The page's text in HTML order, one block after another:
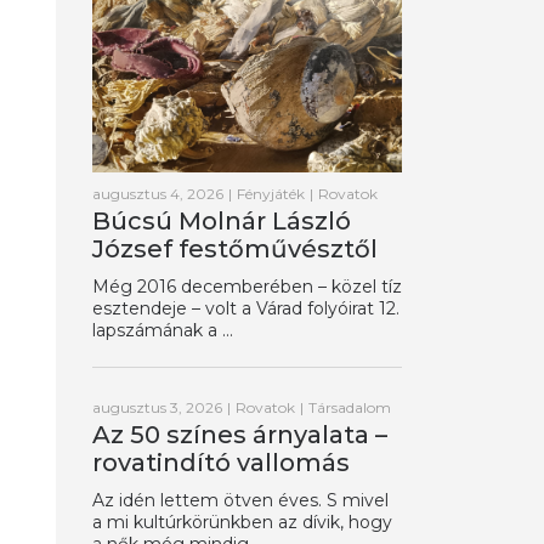
augusztus 4, 2026 | Fényjáték | Rovatok
Búcsú Molnár László
József festőművésztől
Még 2016 decemberében – közel tíz
esztendeje – volt a Várad folyóirat 12.
lapszámának a ...
augusztus 3, 2026 | Rovatok | Társadalom
Az 50 színes árnyalata –
rovatindító vallomás
Az idén lettem ötven éves. S mivel
a mi kultúrkörünkben az dívik, hogy